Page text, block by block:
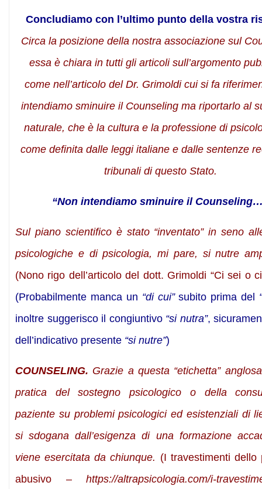
Concludiamo con l’ultimo punto della vostra
Circa la posizione della nostra associazione sul
essa è chiara in tutti gli articoli sull’argomento
come nell’articolo del Dr. Grimoldi cui si fa
intendiamo sminuire il Counseling ma riportarlo al
naturale, che è la cultura e la professione di
come definita dalle leggi italiane e dalle sentenze
tribunali di questo Stato.
“Non intendiamo sminuire il
Sul piano scientifico è stato “inventato” in seno
psicologiche e di psicologia, mi pare, si nutre
(Nono rigo dell’articolo del dott. Grimoldi “Ci sei o
(Probabilmente manca un “di cui”subito prima del
inoltre suggerisco il congiuntivo “si nutra”,
dell’indicativo presente “si nutre”)
COUNSELING. Grazie a questa “etichetta”
pratica del sostegno psicologico o della
paziente su problemi psicologici ed esistenziali di
si sdogana dall’esigenza di una formazione
viene esercitata da chiunque. (I travestimenti dello
abusivo – https://altrapsicologia.com/i-